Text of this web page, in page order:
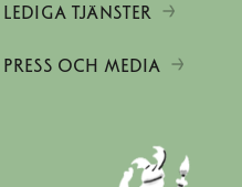
LEDIGA TJÄNSTER
PRESS OCH MEDIA